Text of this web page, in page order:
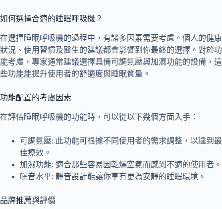
如何選擇合適的睡眠呼吸機？
在選擇睡眠呼吸機的過程中，有諸多因素需要考慮。個人的健康
狀況、使用習慣及醫生的建議都會影響到你最終的選擇。對於功
能考慮，專家通常建議選擇具備可調氣壓與加濕功能的設備，這
些功能能提升使用者的舒適度與睡眠質量。
功能配置的考慮因素
在評估睡眠呼吸機的功能時，可以從以下幾個方面入手：
可調氣壓: 此功能可根據不同使用者的需求調整，以達到最
佳療效。
加濕功能: 適合那些容易因乾燥空氣而感到不適的使用者。
噪音水平: 靜音設計能讓你享有更為安靜的睡眠環境。
品牌推薦與評價